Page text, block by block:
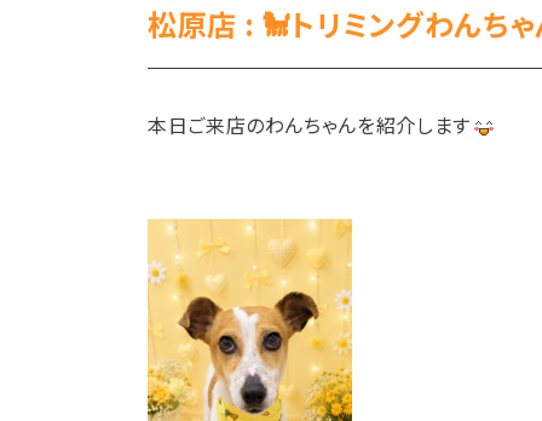
松原店 : 🐩トリミングわんち
本日ご来店のわんちゃんを紹介します